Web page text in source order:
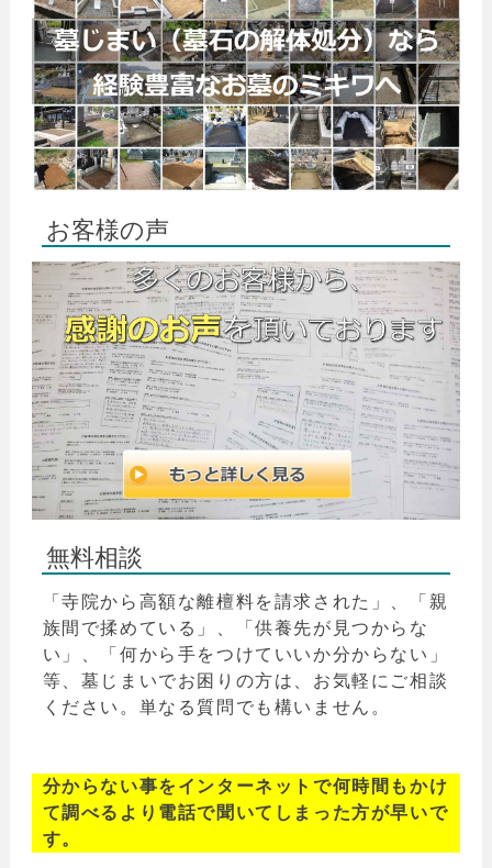
お客様の声
無料相談
「寺院から高額な離檀料を請求された」、「親
族間で揉めている」、「供養先が見つからな
い」、「何から手をつけていいか分からない」
等、墓じまいでお困りの方は、お気軽にご相談
ください。単なる質問でも構いません。
分からない事をインターネットで何時間もかけ
て調べるより電話で聞いてしまった方が早いで
す。